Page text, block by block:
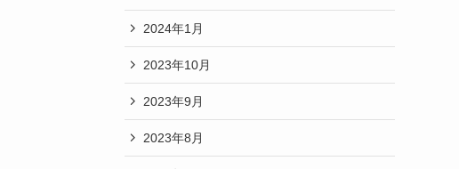
2024年1月
2023年10月
2023年9月
2023年8月